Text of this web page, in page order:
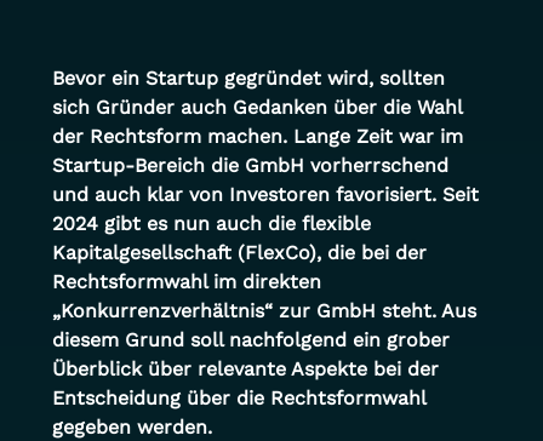
Bevor ein Startup gegründet wird, sollten
sich Gründer auch Gedanken über die Wahl
der Rechtsform machen. Lange Zeit war im
Startup-Bereich die GmbH vorherrschend
und auch klar von Investoren favorisiert. Seit
2024 gibt es nun auch die flexible
Kapitalgesellschaft (FlexCo), die bei der
Rechtsformwahl im direkten
„Konkurrenzverhältnis“ zur GmbH steht. Aus
diesem Grund soll nachfolgend ein grober
Überblick über relevante Aspekte bei der
Entscheidung über die Rechtsformwahl
gegeben werden.